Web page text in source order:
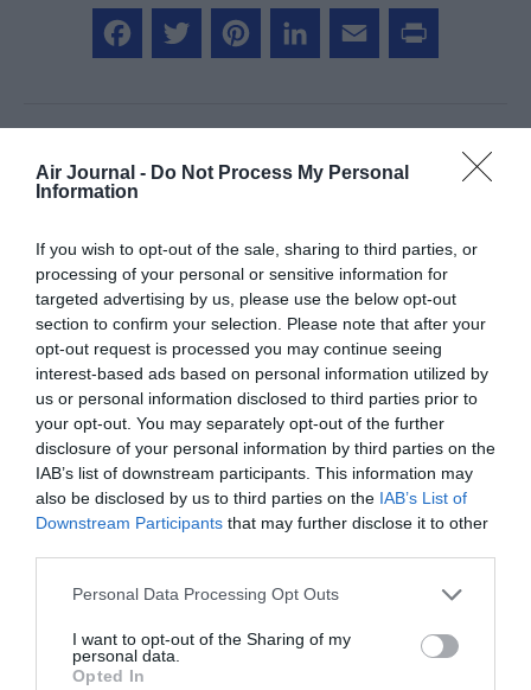
Air Journal - Do Not Process My Personal
Information
If you wish to opt-out of the sale, sharing to third parties, or
processing of your personal or sensitive information for
targeted advertising by us, please use the below opt-out
section to confirm your selection. Please note that after your
opt-out request is processed you may continue seeing
interest-based ads based on personal information utilized by
us or personal information disclosed to third parties prior to
your opt-out. You may separately opt-out of the further
disclosure of your personal information by third parties on the
IAB’s list of downstream participants. This information may
also be disclosed by us to third parties on the IAB’s List of
Downstream Participants that may further disclose it to other
Personal Data Processing Opt Outs
I want to opt-out of the Sharing of my
personal data.
Opted In
COMMENTAIRE(S)
Bencelloa commenté :
6 juin 2026 - 9 h 46 min
Un peu déçu de cette livrée banale, où le blanc a pris ses
quartiers…
RÉPONDRE
Blanc c'est blanc...
commenté :
7 juin 2026 - 18 h 52
Même si les couleurs des avions des compagnies
aériennes sont importantes pour leur image, une
l’espère, les prix modérés de cette nouvelle
que vous ne voyez que quelques instants, avant
l’embarquement…